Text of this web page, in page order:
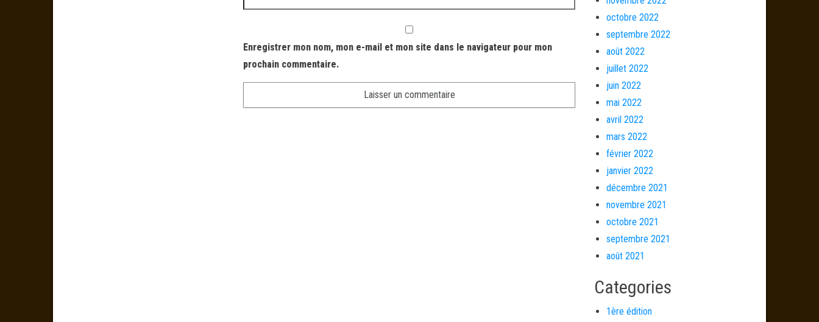
Enregistrer mon nom, mon e-mail et mon site dans le navigateur pour mon
prochain commentaire.
octobre 2022
septembre 2022
août 2022
juillet 2022
juin 2022
mai 2022
avril 2022
mars 2022
février 2022
janvier 2022
décembre 2021
novembre 2021
octobre 2021
septembre 2021
août 2021
Categories
1ère édition